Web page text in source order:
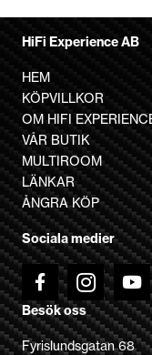
HiFi Experience AB
HEM
KÖPVILLKOR
OM HIFI
VÅR BUTIK
MULTIROOM
LÄNKAR
ÅNGRA KÖP
Sociala medier
Besök oss
Fyrislundsgatan 68